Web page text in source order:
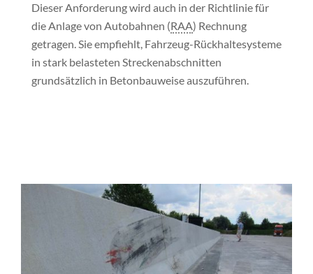
Dieser Anforderung wird auch in der Richtlinie für
die Anlage von Autobahnen (RAA) Rechnung
getragen. Sie empfiehlt, Fahrzeug-Rückhaltesysteme
in stark belasteten Strecken­abschnitten
grundsätzlich in Betonbauweise auszuführen.